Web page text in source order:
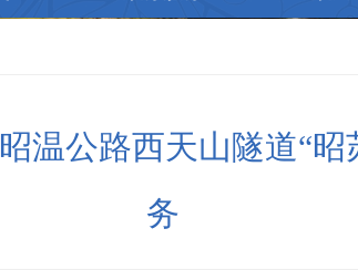
温公路西天山隧道“
务